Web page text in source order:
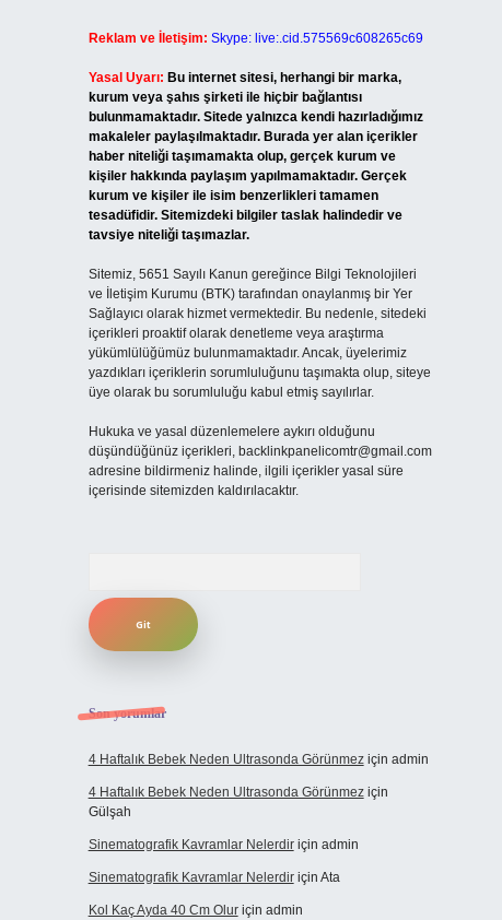
Reklam ve İletişim: Skype: live:.cid.575569c608265c69
Yasal Uyarı: Bu internet sitesi, herhangi bir marka,
kurum veya şahıs şirketi ile hiçbir bağlantısı
bulunmamaktadır. Sitede yalnızca kendi hazırladığımız
makaleler paylaşılmaktadır. Burada yer alan içerikler
haber niteliği taşımamakta olup, gerçek kurum ve
kişiler hakkında paylaşım yapılmamaktadır. Gerçek
kurum ve kişiler ile isim benzerlikleri tamamen
tesadüfidir. Sitemizdeki bilgiler taslak halindedir ve
tavsiye niteliği taşımazlar.
Sitemiz, 5651 Sayılı Kanun gereğince Bilgi Teknolojileri
ve İletişim Kurumu (BTK) tarafından onaylanmış bir Yer
Sağlayıcı olarak hizmet vermektedir. Bu nedenle, sitedeki
içerikleri proaktif olarak denetleme veya araştırma
yükümlülüğümüz bulunmamaktadır. Ancak, üyelerimiz
yazdıkları içeriklerin sorumluluğunu taşımakta olup, siteye
üye olarak bu sorumluluğu kabul etmiş sayılırlar.
Hukuka ve yasal düzenlemelere aykırı olduğunu
düşündüğünüz içerikleri, backlinkpanelicomtr@gmail.com
adresine bildirmeniz halinde, ilgili içerikler yasal süre
içerisinde sitemizden kaldırılacaktır.
Son yorumlar
4 Haftalık Bebek Neden Ultrasonda Görünmeziçin admin
4 Haftalık Bebek Neden Ultrasonda Görünmeziçin
Gülşah
Sinematografik Kavramlar Nelerdiriçin admin
Sinematografik Kavramlar Nelerdiriçin Ata
Kol Kaç Ayda 40 Cm Oluriçin admin